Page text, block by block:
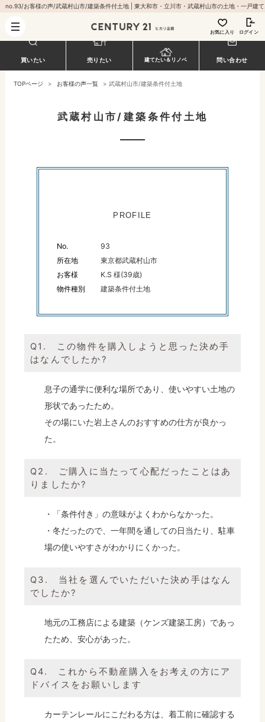
お気に入り ログイン
買いたい 売りたい 建てたい＆リノベ 問い合わせ
TOPページ > お客様の声一覧 > 武蔵村山市/建築条件付土地
武蔵村山市/建築条件付土地
PROFILE
No.
93
所在地
東京都武蔵村山市
お客様
K.S 様(39歳)
物件種別
建築条件付土地
Q1. この物件を購入しようと思った決め手
はなんでしたか?
息子の通学に便利な場所であり、使いやすい土地の
形状であったため。
その場にいた岩上さんのおすすめの仕方が良かっ
た。
Q2. ご購入に当たって心配だったことはあ
りましたか?
・「条件付き」の意味がよくわからなかった。
・冬だったので、一年間を通しての日当たり、駐車
場の使いやすさがわかりにくかった。
Q3. 当社を選んでいただいた決め手はなん
でしたか?
地元の工務店による建築（ケンズ建築工房）であっ
たため、安心があった。
Q4. これから不動産購入をお考えの方にア
ドバイスをお願いします
カーテンレールにこだわる方は、着工前に確認する